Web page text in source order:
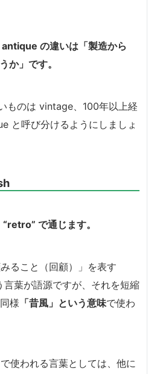
の違いは「製造から
か」です。
ものは vintage、100年以上経
と呼び分けるようにしましょ
で通じます。
ること（回顧）」を表す
葉が語源ですが、それを短縮
様 「昔風」という意味で使わ
使われる言葉としては、他に